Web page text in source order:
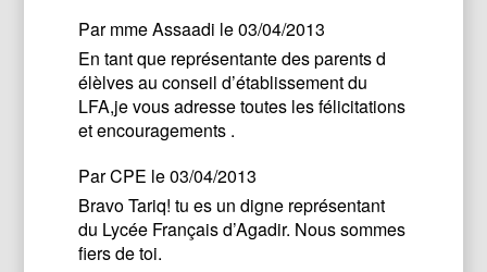
Parmme Assaadi le 03/04/2013
En tant que représentante des parents d
élèlves au conseil d’établissement du
LFA,je vous adresse toutes les félicitations
et encouragements .
ParCPE le 03/04/2013
Bravo Tariq! tu es un digne représentant
du Lycée Français d’Agadir. Nous sommes
fiers de toi.